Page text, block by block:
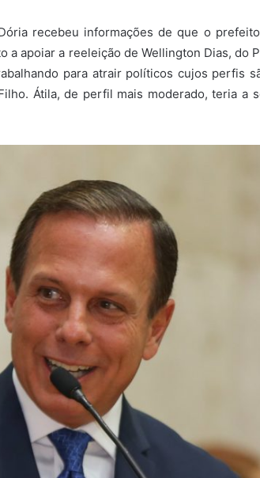
recebeu informações de que o
a apoiar a reeleição de Wellington Dias, do
para atrair políticos cujos perfis
Átila, de perfil mais moderado, teria a